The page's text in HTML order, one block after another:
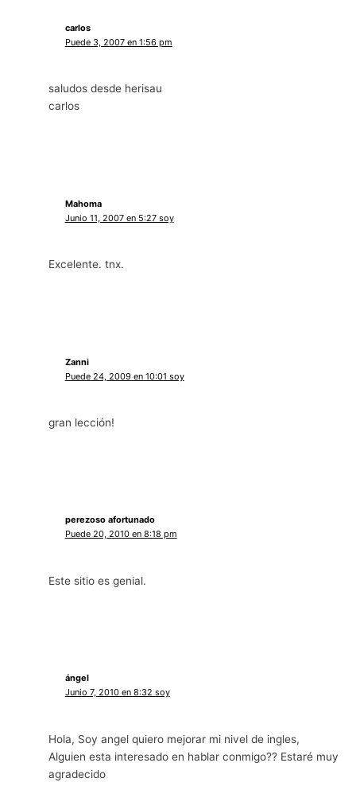
carlos
Puede 3, 2007 en 1:56 pm
saludos desde herisau
carlos
Mahoma
Junio 11, 2007 en 5:27 soy
Excelente. tnx.
Zanni
Puede 24, 2009 en 10:01 soy
gran lección!
perezoso afortunado
Puede 20, 2010 en 8:18 pm
Este sitio es genial.
ángel
Junio 7, 2010 en 8:32 soy
Hola, Soy angel quiero mejorar mi nivel de ingles,
Alguien esta interesado en hablar conmigo?? Estaré muy
agradecido